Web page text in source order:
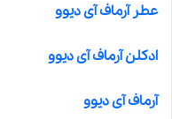
عطر آرماف آی دیوو
ادکلن آرماف آی دیوو
آرماف آی دیوو